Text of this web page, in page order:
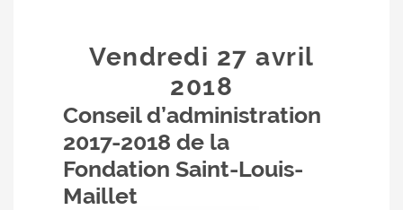
Vendredi 27avril
2018
Conseil d’administration
2017-2018 de la
Fondation Saint-Louis-
Maillet